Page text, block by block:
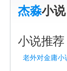
杰淼小说
小说推荐
老外对金庸